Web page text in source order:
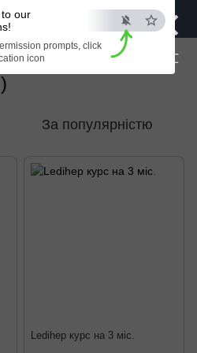
×
ESC
our
prompts, click
icon
За популярністю
Ledihep курс на 3 міс.